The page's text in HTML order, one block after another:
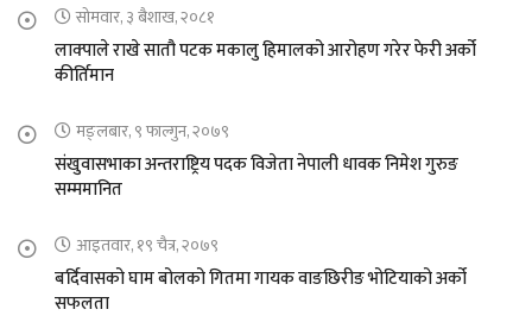
सोमवार, ३ बैशाख, २०८१
लाक्पाले राखे सातौ पटक मकालु हिमालको आरोहण गरेर फेरी अर्को
कीर्तिमान
मङ्लबार, ९ फाल्गुन, २०७९
संखुवासभाका अन्तराष्ट्रिय पदक विजेता नेपाली धावक निमेश गुरुङ
सम्ममानित
आइतवार, १९ चैत्र, २०७९
बर्दिवासको घाम बोलको गितमा गायक वाङछिरीङ भोटियाको अर्को
सफलता